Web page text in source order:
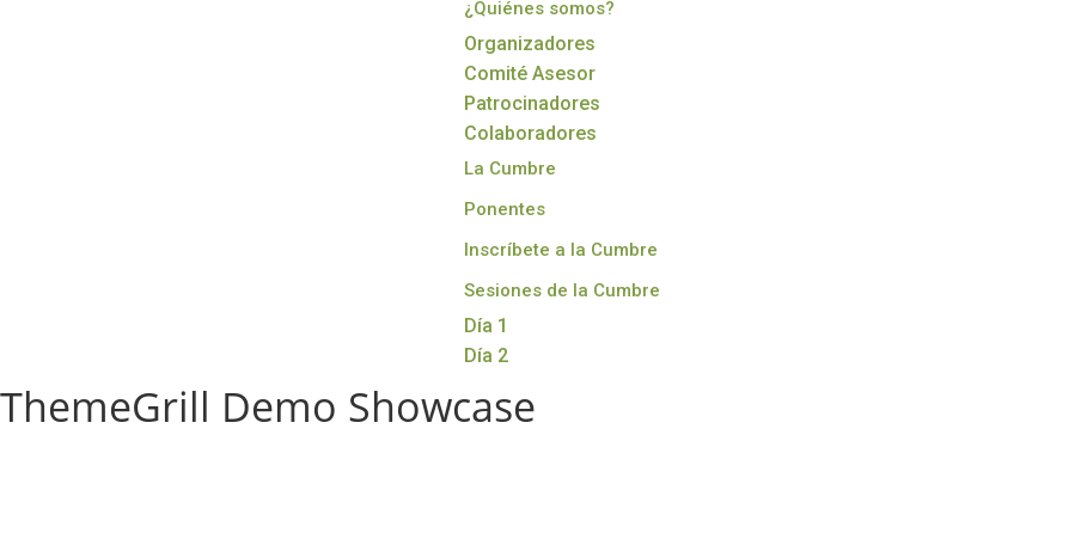
¿Quiénes somos?
Organizadores
Comité Asesor
Patrocinadores
Colaboradores
La Cumbre
Ponentes
Inscríbete a la Cumbre
Sesiones de la Cumbre
Día 1
Día 2
ThemeGrill Demo Showcase